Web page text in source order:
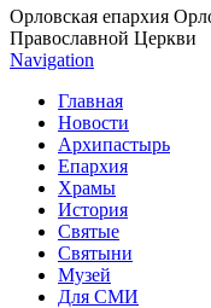
Орловская епархия
Православной Церкви
Navigation
Главная
Новости
Архипастырь
Епархия
Храмы
История
Святые
Святыни
Музей
Для СМИ